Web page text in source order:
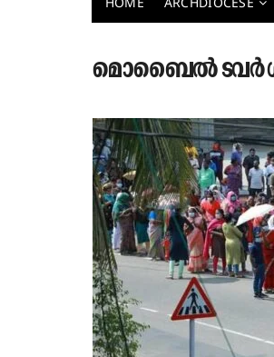
HOME ARCHDIOCESE
മൊബൈൽ ടവർ